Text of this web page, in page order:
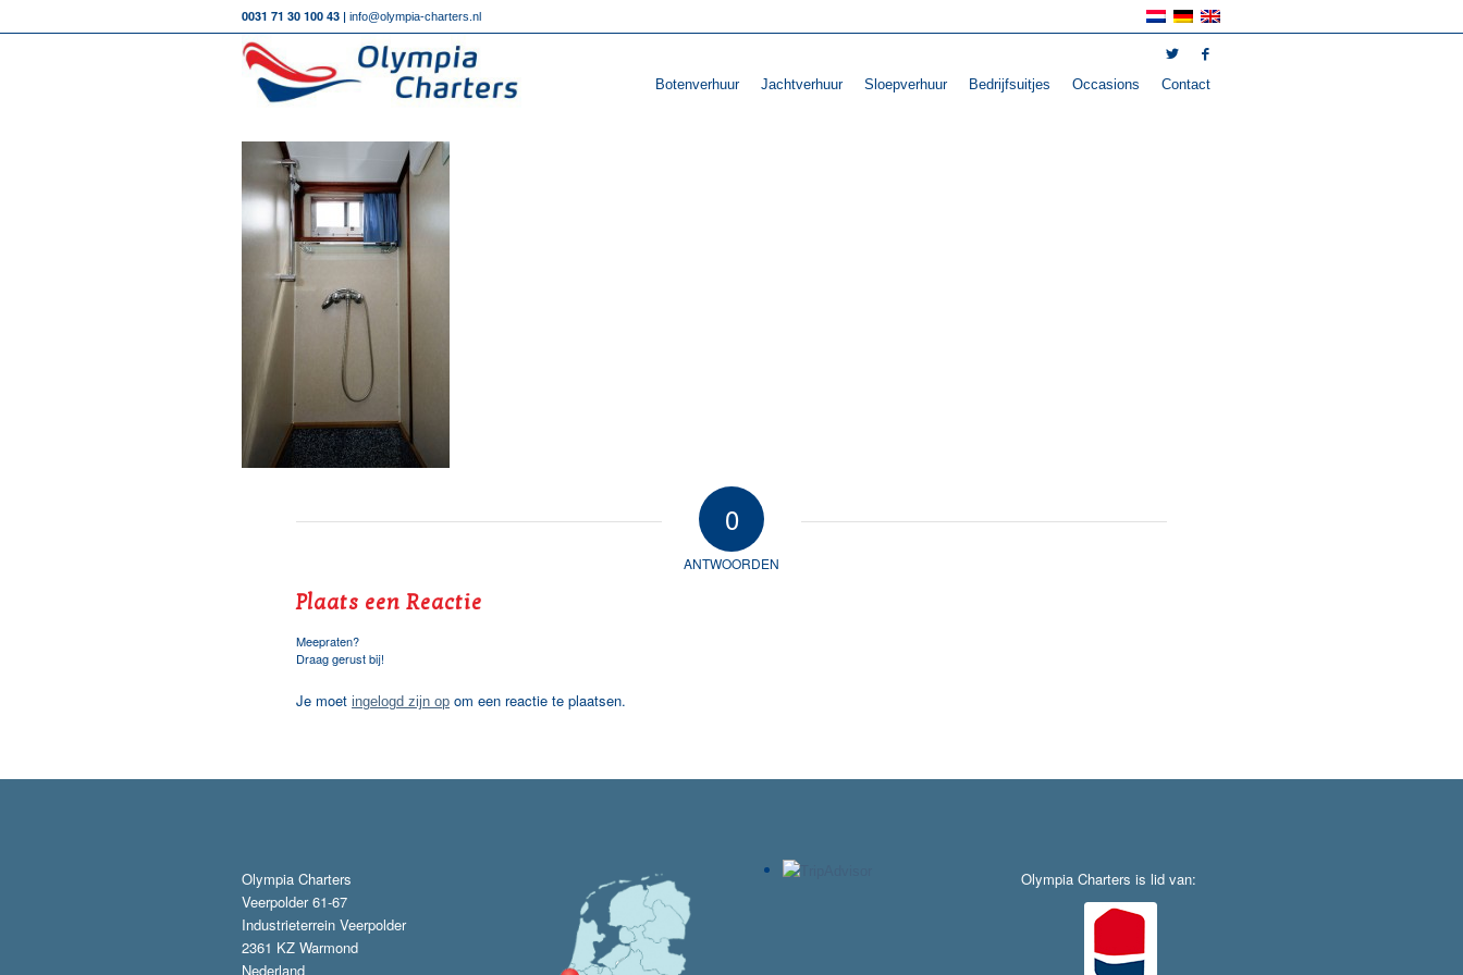
0031 71 30 100 43 | info@olympia-charters.nl
Botenverhuur Jachtverhuur Sloepverhuur Bedrijfsuitjes Occasions Contact
0
ANTWOORDEN
Plaats een Reactie
Meepraten?
Draag gerust bij!
Je moet ingelogd zijn op om een reactie te plaatsen.
Olympia Charters
Veerpolder 61-67
Industrieterrein Veerpolder
2361 KZ Warmond
Nederland
Olympia Charters is lid van: